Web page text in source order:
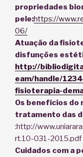
propriedades
pele:https://
06/
Atuação da
disfunções
http://
eam/handle/
fisioterapia-
Os benefícios do
tratamento das
:http://
rt.10-031-2015.pdf
Cuidados com a